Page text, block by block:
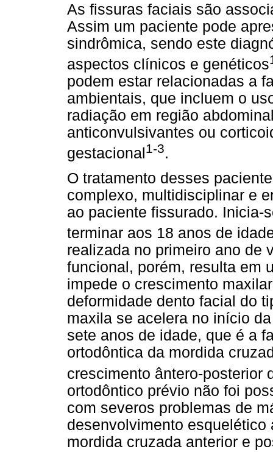
As fissuras faciais são
Assim um paciente pode
sindrômica, sendo este
aspectos clínicos e genéticos
podem estar relacionadas a
ambientais, que incluem o
radiação em região
anticonvulsivantes ou
gestacional 1-3.
O tratamento desses
complexo, multidisciplinar e
ao paciente fissurado. Inicia-
terminar aos 18 anos de
realizada no primeiro ano de
funcional, porém, resulta em
impede o crescimento
deformidade dento facial do
maxila se acelera no início
sete anos de idade, que é a
ortodôntica da mordida
crescimento ântero-posterior
ortodôntico prévio não foi
com severos problemas de
desenvolvimento
mordida cruzada anterior e